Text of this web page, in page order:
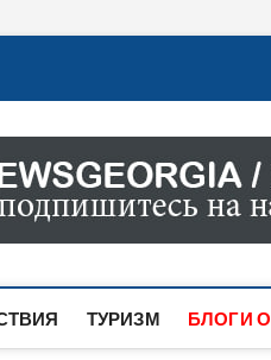
О СОБЫТИЯХ
ПОЛИТИКИ,
ТУРИЗМ БЛОГИ